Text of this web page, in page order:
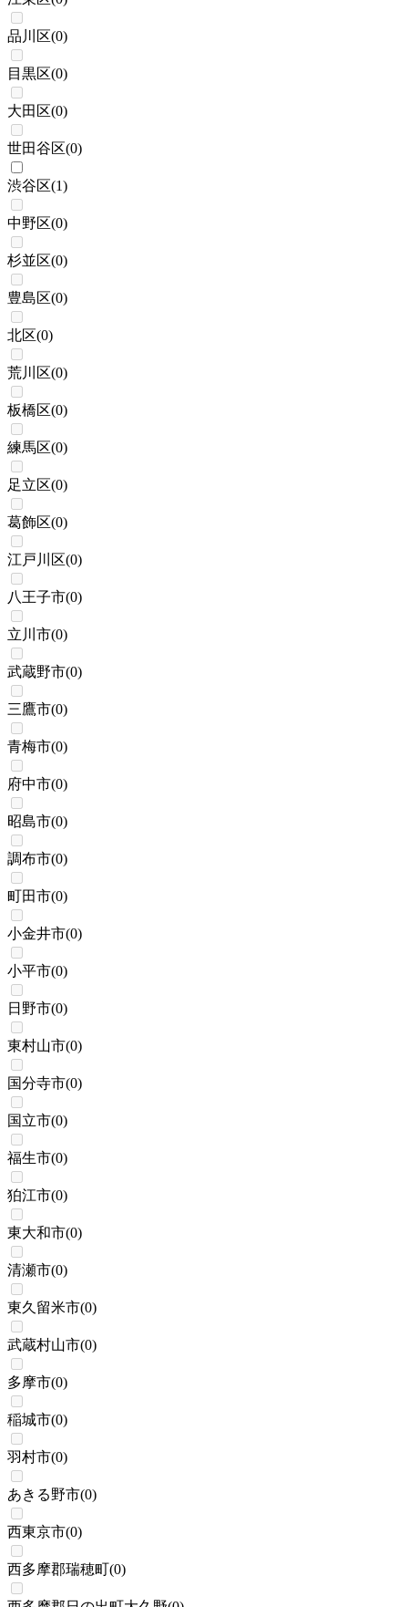
品川区(0)
目黒区(0)
大田区(0)
世田谷区(0)
渋谷区(1)
中野区(0)
杉並区(0)
豊島区(0)
北区(0)
荒川区(0)
板橋区(0)
練馬区(0)
足立区(0)
葛飾区(0)
江戸川区(0)
八王子市(0)
立川市(0)
武蔵野市(0)
三鷹市(0)
青梅市(0)
府中市(0)
昭島市(0)
調布市(0)
町田市(0)
小金井市(0)
小平市(0)
日野市(0)
東村山市(0)
国分寺市(0)
国立市(0)
福生市(0)
狛江市(0)
東大和市(0)
清瀬市(0)
東久留米市(0)
武蔵村山市(0)
多摩市(0)
稲城市(0)
羽村市(0)
あきる野市(0)
西東京市(0)
西多摩郡瑞穂町(0)